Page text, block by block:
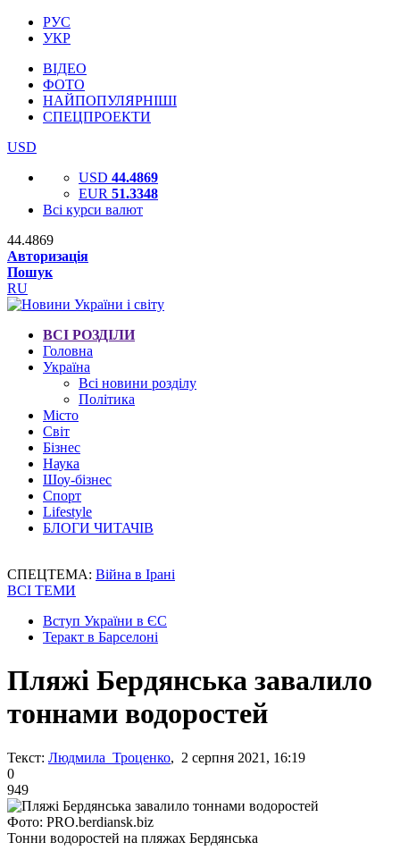
РУС
УКР
ВІДЕО
ФОТО
НАЙПОПУЛЯРНІШІ
СПЕЦПРОЕКТИ
USD
USD 44.4869
EUR 51.3348
Всі курси валют
44.4869
Авторизація
Пошук
RU
ВСІ РОЗДІЛИ
Головна
Україна
Всі новини розділу
Політика
Місто
Світ
Бізнес
Наука
Шоу-бізнес
Спорт
Lifestyle
БЛОГИ ЧИТАЧІВ
СПЕЦТЕМА: Війна в Ірані
ВСІ ТЕМИ
Вступ України в ЄС
Теракт в Барселоні
Пляжі Бердянська завалило
тоннами водоростей
Текст: Людмила Троценко, 2 серпня 2021, 16:19
0
949
Фото: PRO.berdiansk.biz
Тонни водоростей на пляжах Бердянська